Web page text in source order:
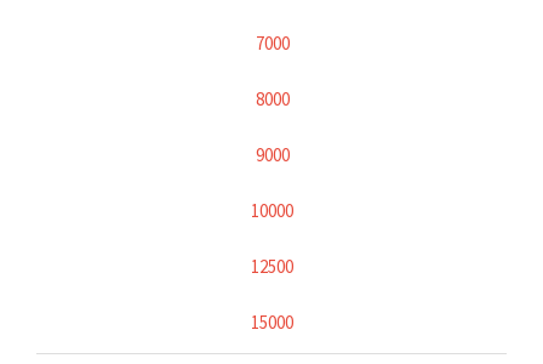
7000
8000
9000
10000
12500
15000